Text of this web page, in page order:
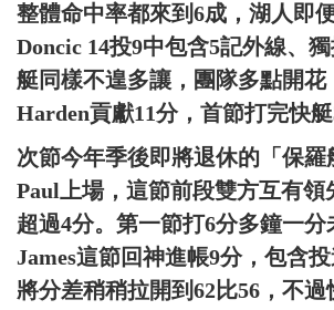
整體命中率都來到6成，湖人即
Doncic 14投9中包含5記外線、
艇同樣不遑多讓，團隊多點開花
Harden貢獻11分，首節打完快艇
次節今年季後即將退休的「保
Paul上場，這節前段雙方互有領
超過4分。第一節打6分多鐘一
James這節回神進帳9分，包含
將分差稍稍拉開到62比56，不過